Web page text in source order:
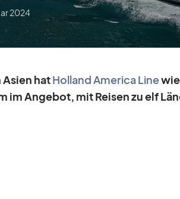
2024
hatHol­land Ame­rica Line
im An­ge­bot, mit Rei­sen zu elf